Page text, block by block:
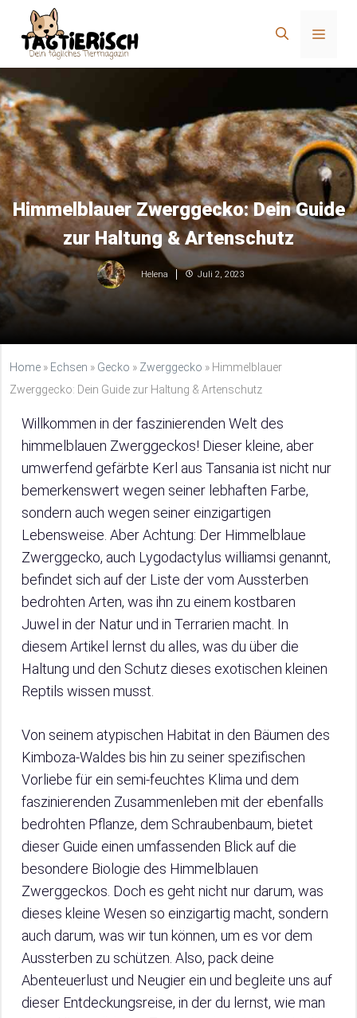
Inhalt
springen
Menü
Himmelblauer Zwerggecko: Dein Guide
zur Haltung & Artenschutz
Helena Juli 2, 2023
Home » Echsen » Gecko » Zwerggecko » Himmelblauer
Zwerggecko: Dein Guide zur Haltung & Artenschutz
Willkommen in der faszinierenden Welt des
himmelblauen Zwerggeckos! Dieser kleine, aber
umwerfend gefärbte Kerl aus Tansania ist nicht nur
bemerkenswert wegen seiner lebhaften Farbe,
sondern auch wegen seiner einzigartigen
Lebensweise. Aber Achtung: Der Himmelblaue
Zwerggecko, auch Lygodactylus williamsi genannt,
befindet sich auf der Liste der vom Aussterben
bedrohten Arten, was ihn zu einem kostbaren
Juwel in der Natur und in Terrarien macht. In
diesem Artikel lernst du alles, was du über die
Haltung und den Schutz dieses exotischen kleinen
Reptils wissen musst.
Von seinem atypischen Habitat in den Bäumen des
Kimboza-Waldes bis hin zu seiner spezifischen
Vorliebe für ein semi-feuchtes Klima und dem
faszinierenden Zusammenleben mit der ebenfalls
bedrohten Pflanze, dem Schraubenbaum, bietet
dieser Guide einen umfassenden Blick auf die
besondere Biologie des Himmelblauen
Zwerggeckos. Doch es geht nicht nur darum, was
dieses kleine Wesen so einzigartig macht, sondern
auch darum, was wir tun können, um es vor dem
Aussterben zu schützen. Also, pack deine
Abenteuerlust und Neugier ein und begleite uns auf
dieser Entdeckungsreise, in der du lernst, wie man